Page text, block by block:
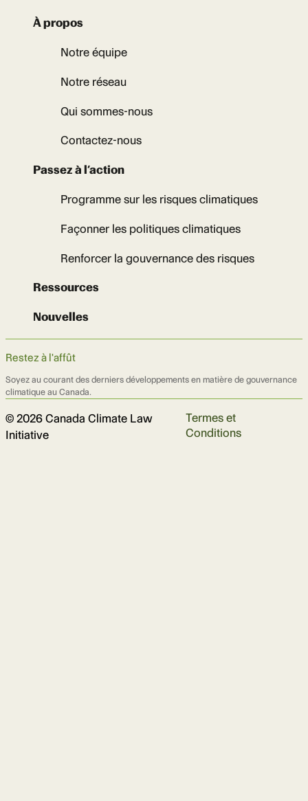
À propos
Notre équipe
Notre réseau
Qui sommes-nous
Contactez-nous
Passez à l’action
Programme sur les risques climatiques
Façonner les politiques climatiques
Renforcer la gouvernance des risques
Ressources
Nouvelles
Restez à l'affût
Soyez au courant des derniers développements en matière de gouvernance
climatique au Canada.
© 2026 Canada Climate Law
Initiative
Termes et
Conditions